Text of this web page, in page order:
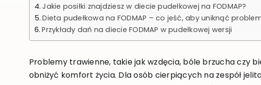
Jakie posiłki znajdziesz w diecie pudełkowej na FODMAP?
Dieta pudełkowa na FODMAP – co jeść, aby uniknąć
Przykłady dań na diecie FODMAP w pudełkowej wersji
Problemy trawienne, takie jak wzdęcia, bóle brzucha czy
obniżyć komfort życia. Dla osób cierpiących na zespół